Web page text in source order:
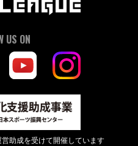
US ON
助成を受けて開催しています